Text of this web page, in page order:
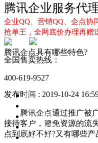
腾讯企业服务代
企业QQ、营销QQ、企点协
抢单王，全网底价办理再赠
全国售卖热线：
400-619-9527
首页
企点服务
企业QQ2.0
企点协同
腾讯企点具有哪些特色?
发布时间 : 2019-10-24
腾讯企点通过推广被广
接待客户，避免资源的流
点到底好不好?又有哪些产